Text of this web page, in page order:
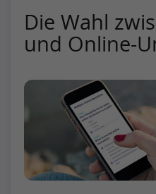
Die Wahl
und Online-